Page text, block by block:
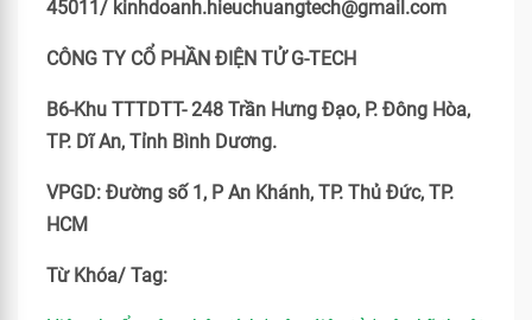
45011/ kinhdoanh.hieuchuangtech@gmail.com
CÔNG TY CỔ PHẦN ĐIỆN TỬ G-TECH
B6-Khu TTTDTT- 248 Trần Hưng Đạo, P. Đông Hòa,
TP. Dĩ An, Tỉnh Bình Dương.
VPGD: Đường số 1, P An Khánh, TP. Thủ Đức, TP.
HCM
Từ Khóa/ Tag: